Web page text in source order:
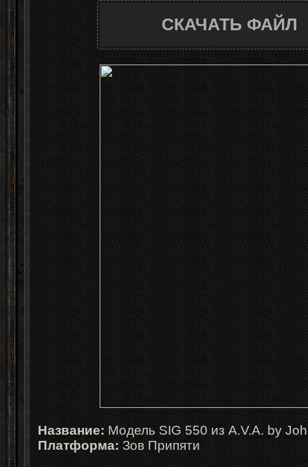
СКАЧАТЬ ФАЙЛ
Название: Модель SIG 550 из A.V.A. by
Платформа:Зов Припяти